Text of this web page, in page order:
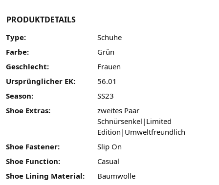
PRODUKTDETAILS
Type:
Schuhe
Farbe:
Grün
Geschlecht:
Frauen
Ursprünglicher EK:
56.01
Season:
SS23
Shoe Extras:
zweites Paar
Schnürsenkel|Limited
Edition|Umweltfreundlich
Shoe Fastener:
Slip On
Shoe Function:
Casual
Shoe Lining Material:
Baumwolle